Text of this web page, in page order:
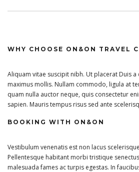
WHY CHOOSE ON&ON TRAVEL
Aliquam vitae suscipit nibh. Ut placerat Duis a
maximus mollis. Nullam commodo, ligula at
quam nulla auctor neque, quis consectetur
sapien. Mauris tempus risus sed ante
BOOKING WITH ON&ON
Vestibulum venenatis est non lacus
Pellentesque habitant morbi tristique
malesuada fames ac turpis egestas. In